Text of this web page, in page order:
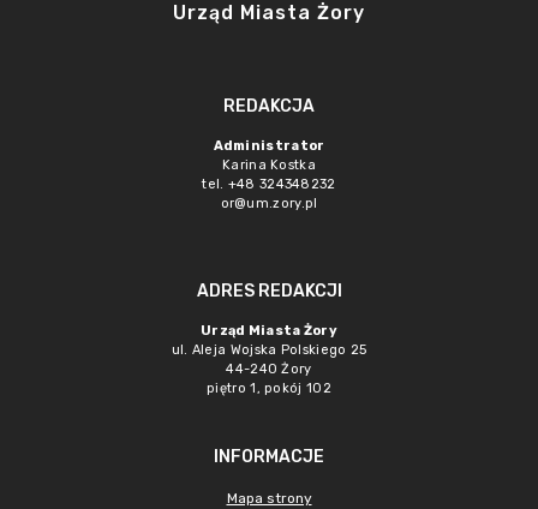
Urząd Miasta Żory
REDAKCJA
Administrator
Karina Kostka
tel. +48 324348232
or@um.zory.pl
ADRES REDAKCJI
Urząd Miasta Żory
ul. Aleja Wojska Polskiego 25
44-240 Żory
piętro 1, pokój 102
INFORMACJE
Mapa strony